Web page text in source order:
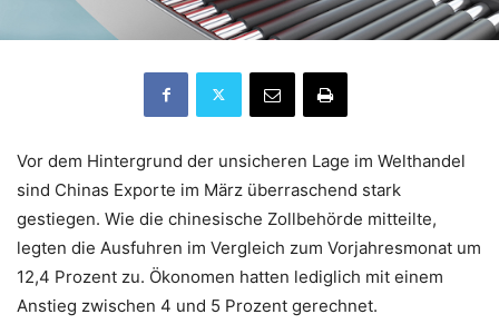
Vor dem Hintergrund der unsicheren Lage im Welthandel
sind Chinas Exporte im März überraschend stark
gestiegen. Wie die chinesische Zollbehörde mitteilte,
legten die Ausfuhren im Vergleich zum Vorjahresmonat um
12,4 Prozent zu. Ökonomen hatten lediglich mit einem
Anstieg zwischen 4 und 5 Prozent gerechnet.